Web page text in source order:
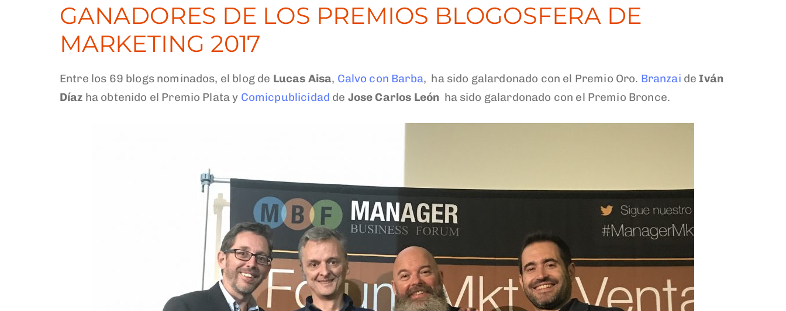
GANADORES DE LOS PREMIOS BLOGOSFERA DE
MARKETING 2017
Entre los 69 blogs nominados, el blog de Lucas Aisa, Calvo con Barba, ha sido galardonado con el Premio Oro. Branzai de Iván
Díaz ha obtenido el Premio Plata y Comicpublicidad de Jose Carlos León ha sido galardonado con el Premio Bronce.